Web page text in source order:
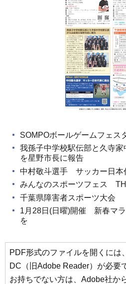
SOMPOボールゲームフェス
我孫子中学校駅伝部と久寺
を星野市長に報告
中村敬斗選手 サッカー日本
みんなのスポーツフェス
千葉県障害者スポーツ大会
1月28日(日曜)開催 新春マ
を
PDF形式のファイルを開くには
DC（旧Adobe Reader）が必要
お持ちでない方は、Adobe社か